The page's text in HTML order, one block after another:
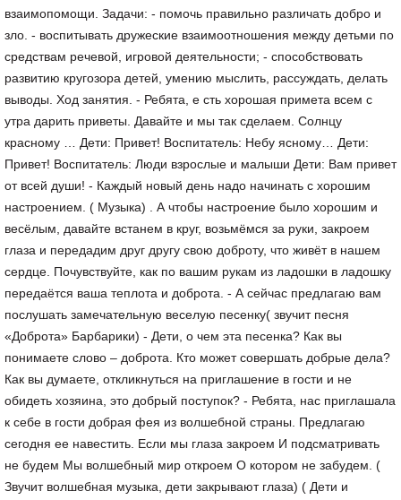
взаимопомощи. Задачи: - помочь правильно различать добро и
зло. - воспитывать дружеские взаимоотношения между детьми по
средствам речевой, игровой деятельности; - способствовать
развитию кругозора детей, умению мыслить, рассуждать, делать
выводы. Ход занятия. - Ребята, е сть хорошая примета всем с
утра дарить приветы. Давайте и мы так сделаем. Солнцу
красному … Дети: Привет! Воспитатель: Небу ясному… Дети:
Привет! Воспитатель: Люди взрослые и малыши Дети: Вам привет
от всей души! - Каждый новый день надо начинать с хорошим
настроением. ( Музыка) . А чтобы настроение было хорошим и
весёлым, давайте встанем в круг, возьмёмся за руки, закроем
глаза и передадим друг другу свою доброту, что живёт в нашем
сердце. Почувствуйте, как по вашим рукам из ладошки в ладошку
передаётся ваша теплота и доброта. - А сейчас предлагаю вам
послушать замечательную веселую песенку( звучит песня
«Доброта» Барбарики) - Дети, о чем эта песенка? Как вы
понимаете слово – доброта. Кто может совершать добрые дела?
Как вы думаете, откликнуться на приглашение в гости и не
обидеть хозяина, это добрый поступок? - Ребята, нас приглашала
к себе в гости добрая фея из волшебной страны. Предлагаю
сегодня ее навестить. Если мы глаза закроем И подсматривать
не будем Мы волшебный мир откроем О котором не забудем. (
Звучит волшебная музыка, дети закрывают глаза) ( Дети и